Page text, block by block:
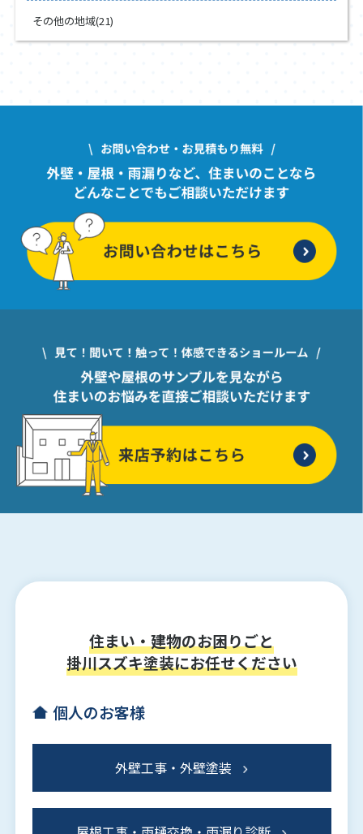
その他の地域(21)
住まい・建物のお困りごと
掛川スズキ塗装にお任せください
個人のお客様
外壁工事・外壁塗装